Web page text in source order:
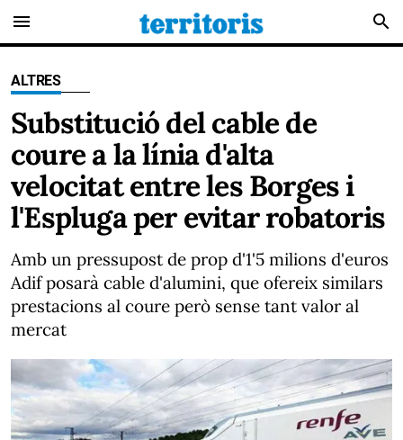
menu search
ALTRES
Substitució del cable de
coure a la línia d'alta
velocitat entre les Borges i
l'Espluga per evitar robatoris
Amb un pressupost de prop d'1'5 milions d'euros
Adif posarà cable d'alumini, que ofereix similars
prestacions al coure però sense tant valor al
mercat